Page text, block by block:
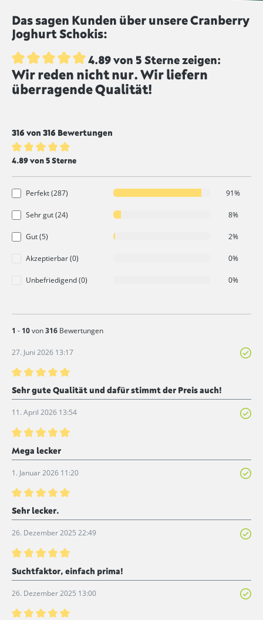
gekennzeichnet sind, werden ungeschwefelt
produziert.
Das sagen Kunden über unsere Cranberry
Joghurt Schokis:
Durchschnittliche Bewertung von 4.8 von 5 Sternen
4.89 von 5 Sterne zeigen:
Wir reden nicht nur. Wir liefern
überragende Qualität!
316 von 316 Bewertungen
Durchschnittliche Bewertung von 4.8 von 5 Sternen
4.89 von 5 Sterne
Perfekt (287) 91%
Sehr gut (24) 8%
Gut (5) 2%
Akzeptierbar (0) 0%
Unbefriedigend (0) 0%
1 - 10von316 Bewertungen
27. Juni 2026 13:17
Bewertung mit 5 von 5 Sternen
Sehr gute Qualität und dafür stimmt der Preis auch!
11. April 2026 13:54
Bewertung mit 5 von 5 Sternen
Mega lecker
1. Januar 2026 11:20
Bewertung mit 5 von 5 Sternen
Sehr lecker.
26. Dezember 2025 22:49
Bewertung mit 5 von 5 Sternen
Suchtfaktor, einfach prima!
26. Dezember 2025 13:00